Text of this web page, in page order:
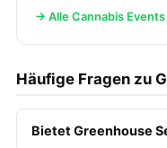
→ Alle Cannabis
Häufige Fragen zu
Bietet Greenhouse